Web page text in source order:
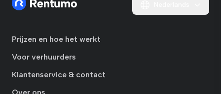
Prijzen en hoe het werkt
Voor verhuurders
Klantenservice & contact